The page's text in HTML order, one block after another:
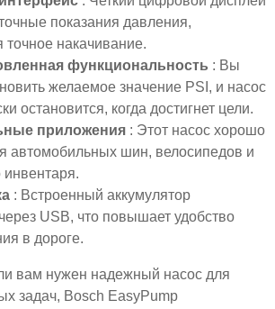
показания давления,
точное накачивание.
функциональность : Вы
желаемое значение PSI, и насос
остановится, когда достигнет цели.
приложения : Этот насос хорошо
автомобильных шин, велосипедов и
инвентаря.
: Встроенный аккумулятор
USB, что повышает удобство
в дороге.
вам нужен надежный насос для
задач, Bosch EasyPump